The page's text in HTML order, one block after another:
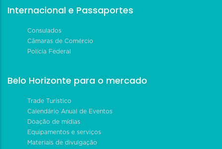
Internacional e Passaportes
Consulados
Câmaras de Comércio
Polícia Federal
Belo Horizonte para o mercado
Trade Turístico
Calendário Anual de Eventos
Doação de mídias
Equipamentos e serviços
Materiais de divulgação